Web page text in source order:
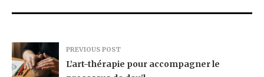
PREVIOUS POST
L’art-thérapie pour accompagner le